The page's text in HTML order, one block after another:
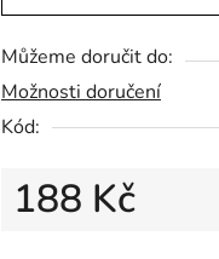
5
hvězdiček.
Můžeme doručit do:
Možnosti doručení
Kód:
188 Kč